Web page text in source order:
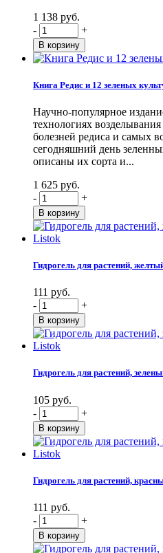
1 138 руб.
-
+
Книга Редис и 12 зеленых
Научно-популярное
технологиях
болезней редиса и самых
сегодняшний день
описаны их сорта и...
1 625 руб.
-
+
Гидрогель для растений,
111 руб.
-
+
Гидрогель для растений,
105 руб.
-
+
Гидрогель для растений,
111 руб.
-
+